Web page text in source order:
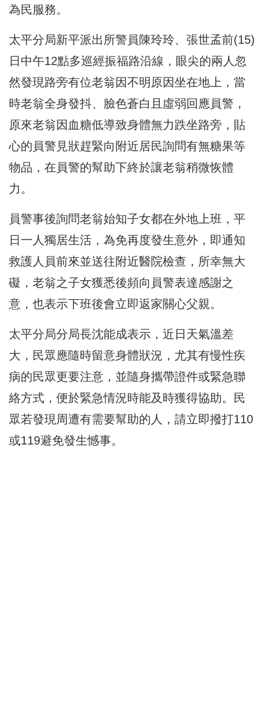
為民服務。
太平分局新平派出所警員陳玲玲、張世孟前(15)
日中午12點多巡經振福路沿線， 眼尖的兩人忽
然發現路旁有位老翁因不明原因坐在地上， 當
時老翁全身發抖、臉色蒼白且虛弱回應員警，
原來老翁因血糖低導致身體無力跌坐路旁， 貼
心的員警見狀趕緊向附近居民詢問有無糖果等
物品， 在員警的幫助下終於讓老翁稍微恢體
力。
員警事後詢問老翁始知子女都在外地上班，平
日一人獨居生活， 為免再度發生意外，即通知
救護人員前來並送往附近醫院檢查， 所幸無大
礙，老翁之子女獲悉後頻向員警表達感謝之
意， 也表示下班後會立即返家關心父親。
太平分局分局長沈能成表示，近日天氣溫差
大， 民眾應隨時留意身體狀況，尤其有慢性疾
病的民眾更要注意， 並隨身攜帶證件或緊急聯
絡方式，便於緊急情況時能及時獲得協助。 民
眾若發現周遭有需要幫助的人， 請立即撥打110
或119避免發生憾事。